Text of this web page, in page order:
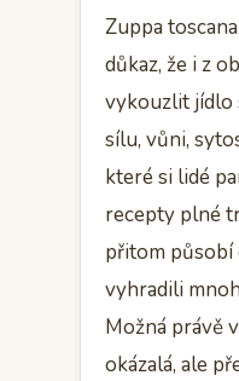
Zuppa
důkaz, že i z
vykouzlit jídlo
sílu, vůni,
které si lidé
recepty plné
přitom působí
vyhradili
Možná právě
okázalá, ale